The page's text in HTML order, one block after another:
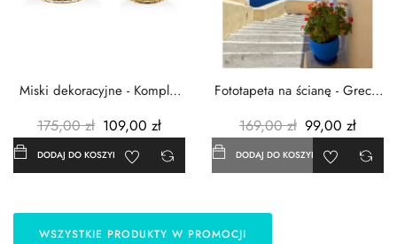
Miski dekoracyjne - Komplet
175,00 zł 109,00 zł
DODAJ DO KOSZYKA
Fototapeta na ścianę - Grecja
169,00 zł 99,00 zł
DODAJ DO KOSZYKA
WSZYSTKIE PRODUKTY W PROMOCJI